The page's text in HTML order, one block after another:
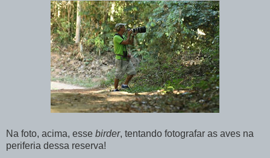
Na foto, acima, esse birder, tentando fotografar as aves na
periferia dessa reserva!